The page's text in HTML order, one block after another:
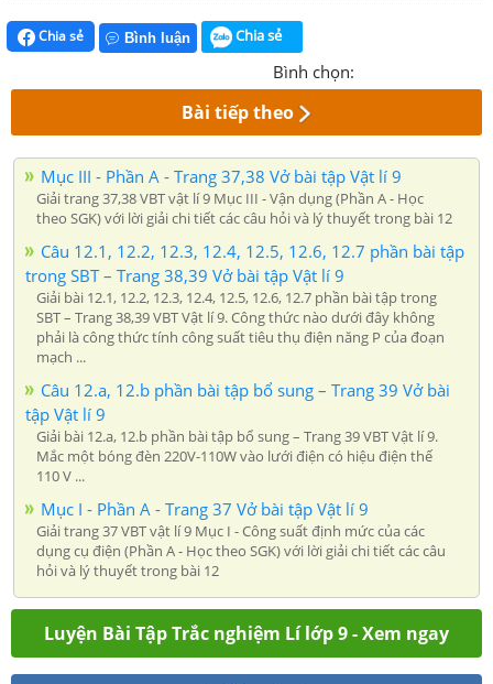
Chia sẻ Bình luận Chia sẻ
Bình chọn:
Bài tiếp theo
Mục III - Phần A - Trang 37,38 Vở bài tập Vật lí 9
Giải trang 37,38 VBT vật lí 9 Mục III - Vận dụng (Phần A - Học
theo SGK) với lời giải chi tiết các câu hỏi và lý thuyết trong bài 12
Câu 12.1, 12.2, 12.3, 12.4, 12.5, 12.6, 12.7 phần bài tập
trong SBT – Trang 38,39 Vở bài tập Vật lí 9
Giải bài 12.1, 12.2, 12.3, 12.4, 12.5, 12.6, 12.7 phần bài tập trong
SBT – Trang 38,39 VBT Vật lí 9. Công thức nào dưới đây không
phải là công thức tính công suất tiêu thụ điện năng P của đoạn
mạch ...
Câu 12.a, 12.b phần bài tập bổ sung – Trang 39 Vở bài
tập Vật lí 9
Giải bài 12.a, 12.b phần bài tập bổ sung – Trang 39 VBT Vật lí 9.
Mắc một bóng đèn 220V-110W vào lưới điện có hiệu điện thế
110 V ...
Mục I - Phần A - Trang 37 Vở bài tập Vật lí 9
Giải trang 37 VBT vật lí 9 Mục I - Công suất định mức của các
dụng cụ điện (Phần A - Học theo SGK) với lời giải chi tiết các câu
hỏi và lý thuyết trong bài 12
Luyện Bài Tập Trắc nghiệm Lí lớp 9 - Xem ngay